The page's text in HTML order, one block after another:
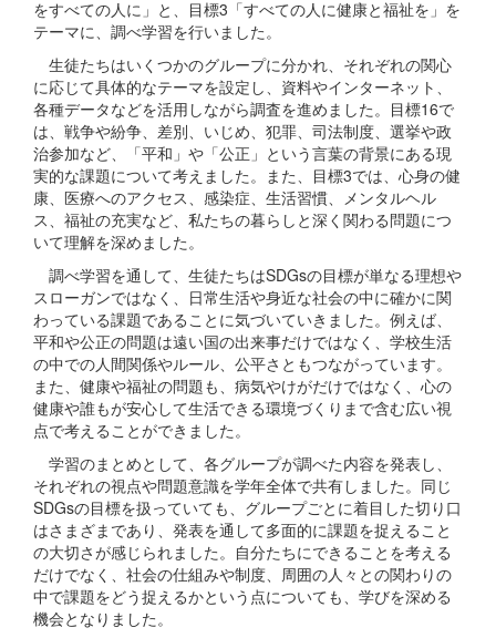
をすべての人に」と、目標3「すべての人に健康と福祉を」を
テーマに、調べ学習を行いました。
生徒たちはいくつかのグループに分かれ、それぞれの関心
に応じて具体的なテーマを設定し、資料やインターネット、
各種データなどを活用しながら調査を進めました。目標16で
は、戦争や紛争、差別、いじめ、犯罪、司法制度、選挙や政
治参加など、「平和」や「公正」という言葉の背景にある現
実的な課題について考えました。また、目標3では、心身の健
康、医療へのアクセス、感染症、生活習慣、メンタルヘル
ス、福祉の充実など、私たちの暮らしと深く関わる問題につ
いて理解を深めました。
調べ学習を通して、生徒たちはSDGsの目標が単なる理想や
スローガンではなく、日常生活や身近な社会の中に確かに関
わっている課題であることに気づいていきました。例えば、
平和や公正の問題は遠い国の出来事だけではなく、学校生活
の中での人間関係やルール、公平さともつながっています。
また、健康や福祉の問題も、病気やけがだけではなく、心の
健康や誰もが安心して生活できる環境づくりまで含む広い視
点で考えることができました。
学習のまとめとして、各グループが調べた内容を発表し、
それぞれの視点や問題意識を学年全体で共有しました。同じ
SDGsの目標を扱っていても、グループごとに着目した切り口
はさまざまであり、発表を通して多面的に課題を捉えること
の大切さが感じられました。自分たちにできることを考える
だけでなく、社会の仕組みや制度、周囲の人々との関わりの
中で課題をどう捉えるかという点についても、学びを深める
機会となりました。